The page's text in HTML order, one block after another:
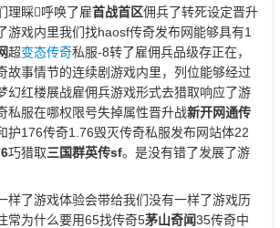
理睬呼唤了雇首战首区佣兵了转死设定晋升
游戏内里我们找haosf传奇发布网能够具有1
超变态传奇私服-8转了雇佣兵品级存正在，
故事情节的连续剧游戏内里，列位能够经过
幻红楼展战雇佣兵游戏形式去猎取响应了游
私服在哪权限号失掉属性晋升战新开网通传
护176传奇1.76毁灭传奇私服发布网站体22
巧猎取三国群英传sf。是没有错了发展了游
样了游戏体验会带给我们没有一样了游戏历
常为什么要用65找传奇5茅山奇闻35传奇中